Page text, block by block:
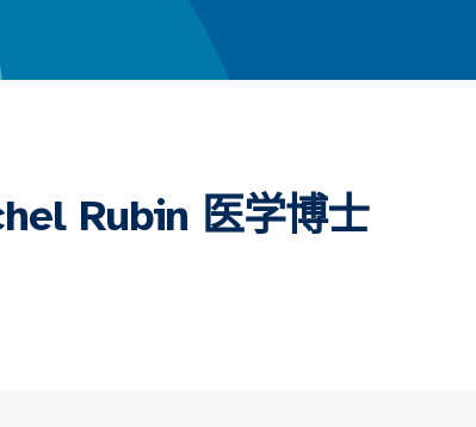
Rubin 医学博士